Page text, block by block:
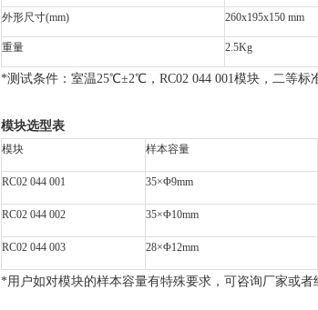
外形尺寸(mm) 260x195x150 mm
重量 2.5Kg
*测试条件：室温25℃±2℃，RC02 044 001模块，二等标
模块选型表
模块 样本容量
RC02 044 001 35×Φ9mm
RC02 044 002 35×Φ10mm
RC02 044 003 28×Φ12mm
*用户如对模块的样本容量有特殊要求，可咨询厂家或者